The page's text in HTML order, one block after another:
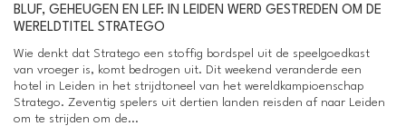
BLUF, GEHEUGEN EN LEF: IN LEIDEN WERD GESTREDEN OM DE
WERELDTITEL STRATEGO
Wie denkt dat Stratego een stoffig bordspel uit de speelgoedkast
van vroeger is, komt bedrogen uit. Dit weekend veranderde een
hotel in Leiden in het strijdtoneel van het wereldkampioenschap
Stratego. Zeventig spelers uit dertien landen reisden af naar Leiden
om te strijden om de...